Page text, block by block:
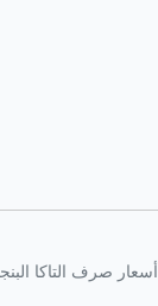
أسعار صرف التاكا